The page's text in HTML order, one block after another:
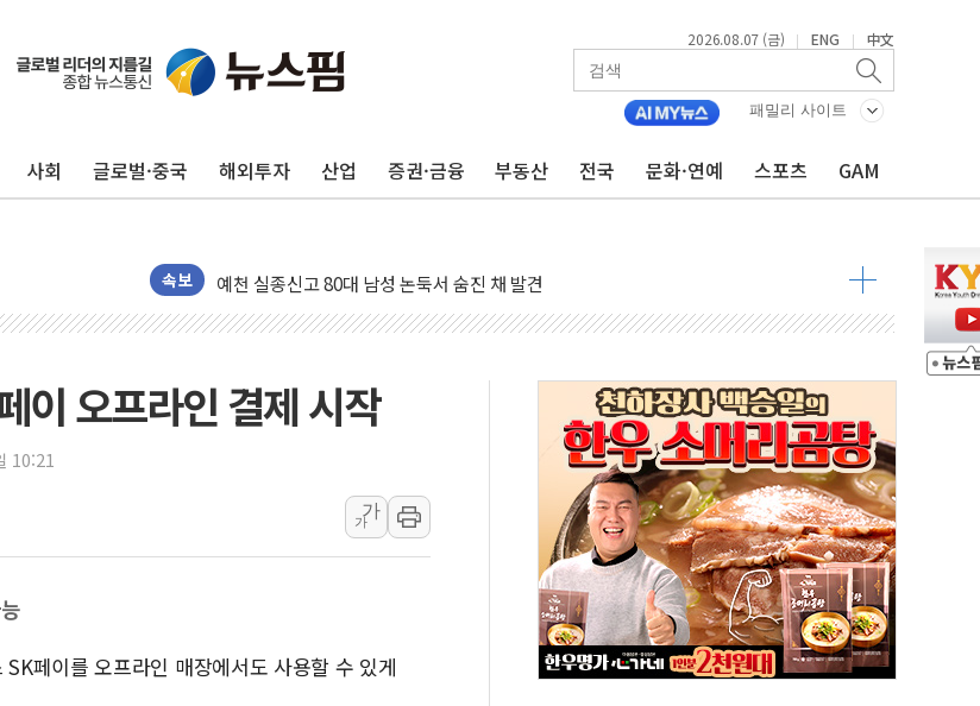
2026.08.07 (금) | ENG | 中文
패밀리 사이트
사회 글로벌·중국 해외투자 산업 증권·금융 부동산 전국 문화·연예 스포츠 GAM
속보
美 민주, 트럼프 측에 200만 달러 건넨 韓기업 조사… "관세 무마용 뇌물 의혹"
예천 실종신고 80대 남성 논둑서 숨진 채 발견
"35초마다 중국과 통신"...美보안기업, 중국제 공유기서 '백도어' 발견
원내대책회의 참석하는 한병도
AIA그룹, 12년 연속 MDRT 회원 수 세계 1위…국내 회원 34% 증가
[컨콜] 네이버, 멤버십 연계 배송 혜택 강화...새벽 배송 도입 예정
[컨콜] 네이버 AI탭, 올해 안으로 부동산과 건강까지 영역 확장 예정
[특징주] 포스코퓨처엠, LFP 장기공급 합의에 7%대 급등
HDC랩스, 'BUILD CON SUMMIT 2026' 참가
와이즈버즈, 상반기 매출 245억원…순이익 흑자 전환
배준영 의원 "거주 사용 형태에 따른 중과세는 과세 원칙 어긋나"
[컨콜] 네이버, AI탭 월간 활성 이용자수 1000만 돌파
이 오프라인 결제 시작
10:21
가
가
페이를 오프라인 매장에서도 사용할 수 있게